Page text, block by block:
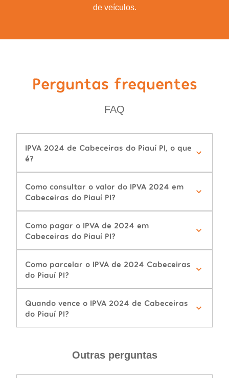
de veículos.
Perguntas frequentes
FAQ
IPVA 2024 de Cabeceiras do Piauí PI, o que
é?
Como consultar o valor do IPVA 2024 em
Cabeceiras do Piauí PI?
Como pagar o IPVA de 2024 em
Cabeceiras do Piauí PI?
Como parcelar o IPVA de 2024 Cabeceiras
do Piauí PI?
Quando vence o IPVA 2024 de Cabeceiras
do Piauí PI?
Outras perguntas